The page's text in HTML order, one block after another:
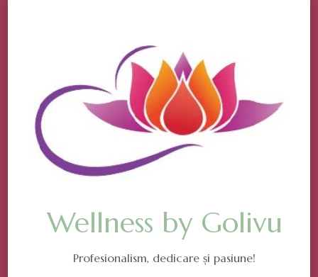
Wellness by Golivu
Profesionalism, dedicare și pasiune!